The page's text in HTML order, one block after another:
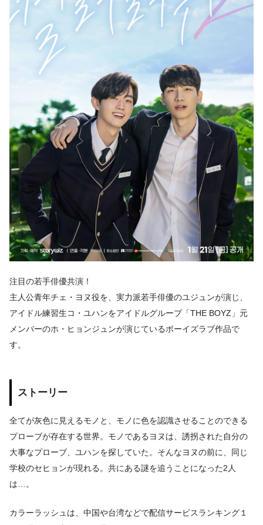
注目の若手俳優共演！
主人公青年チェ・ヨヌ役を、実力派若手俳優のユジュンが演じ、
アイドル練習生コ・ユハンをアイドルグループ「THE BOYZ」元
メンバーのホ・ヒョンジュンが演じているボーイズラブ作品で
す。
ストーリー
全てが灰色に見えるモノと、モノに色を認識させることのできる
プローブが存在する世界。モノであるヨヌは、誘拐された自分の
大事なプローブ、ユハンを探していた。そんなヨヌの前に、同じ
学校のセヒョンが現れる。共にある謎を追うことになった2人
は…。
カラーラッシュは、中国や台湾などで配信サービスランキング１